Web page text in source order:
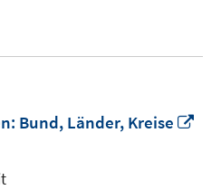
Bund, Länder, Kreise